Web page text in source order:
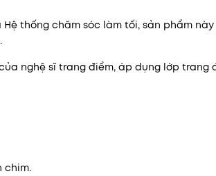
thống chăm sóc làm tối, sản phẩm
nghệ sĩ trang điểm, áp dụng lớp trang
chim.